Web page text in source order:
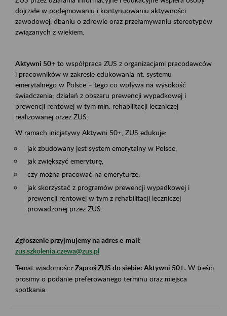
dojrzałe w podejmowaniu i kontynuowaniu aktywności
zawodowej, dbaniu o zdrowie oraz przełamywaniu stereotypów
związanych z wiekiem.
Aktywni 50+ to współpraca ZUS z organizacjami pracodawców
i pracowników w zakresie edukowania nt. systemu
emerytalnego w Polsce – tego co wpływa na wysokość
świadczenia; działań z obszaru prewencji wypadkowej i
prewencji rentowej w tym min. rehabilitacji leczniczej
realizowanej przez ZUS.
W ramach inicjatywy Aktywni 50+, ZUS edukuje:
jak zbudowany jest system emerytalny w Polsce,
jak zwiększyć emeryturę,
czy można pracować na emeryturze,
jak skorzystać z programów prewencji wypadkowej i
prewencji rentowej w tym z rehabilitacji leczniczej
prowadzonej przez ZUS.
Zgłoszenie przyjmujemy na adres e-mail:
zus.szkolenia.czewa@zus.pl
Temat wiadomości:Zaproś ZUS do siebie: Aktywni 50+. W treści
prosimy o podanie preferowanego terminu oraz miejsca
spotkania.